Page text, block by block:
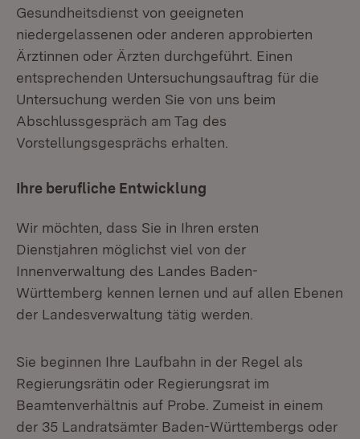
Gesundheitsdienst von geeigneten
niedergelassenen oder anderen approbierten
Ärztinnen oder Ärzten durchgeführt. Einen
entsprechenden Untersuchungsauftrag für die
Untersuchung werden Sie von uns beim
Abschlussgespräch am Tag des
Vorstellungsgesprächs erhalten.
Ihre berufliche Entwicklung
Wir möchten, dass Sie in Ihren ersten
Dienstjahren möglichst viel von der
Innenverwaltung des Landes Baden-
Württemberg kennen lernen und auf allen Ebenen
der Landesverwaltung tätig werden.
Sie beginnen Ihre Laufbahn in der Regel als
Regierungsrätin oder Regierungsrat im
Beamtenverhältnis auf Probe. Zumeist in einem
der 35 Landratsämter Baden-Württembergs oder